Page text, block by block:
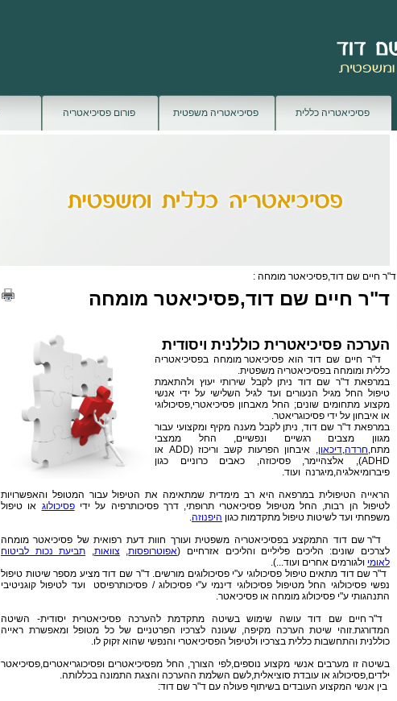
פסיכיאטריה כללית פסיכיאטריה משפטית פורום פסיכיאטריה
ד"ר חיים שם דוד,פסיכיאטר מומחה :
ד"ר חיים שם דוד,פסיכיאטר מומחה
הערכה פסיכיאטרית כוללנית ויסודית
ד"ר חיים שם דוד הואפסיכיאטר מומחה בפסיכיאטריה
כללית ומומחה בפסיכיאטריה משפטית.
במרפאת ד"ר שם דוד ניתן לקבל שירותי יעוץ ולהתאמת
טיפול החל מגיל הנעורים ועד לגיל השלישי על ידי אנשי
מקצוע מתחומים שונים; החל מאבחון פסיכיאטרי,פסיכולוגי
או איבחון על ידי פסיכוגריאטר.
במרפאת ד"ר שם דוד, ניתן לקבל מענה מקיף ומקצועי עבור
מגוון מצבים רגשיים ונפשיים, החל ממצבי
מתח,חרדה,דיכאון
, איבחון הפרעות קשב וריכוז (ADD או
ADHD), אלצהיימר, פסיכוזה, כאבים כרוניים כגון
פיברומיאלגיה,מיגרנה ועוד.
הראייה הטיפולית במרפאה היא רב מימדית שמתאימה את הטיפול עבור המטופל והאפשרויות
לטיפול הן רבות, החל מטיפול פסיכיאטרי תרופתי, דרך פסיכותרפיה על ידיפסיכולוג או טיפול
משפחתי ועד לשיטות טיפול מתקדמות כגון היפנוזה.
ד"ר שם דוד התמקצע בפסיכיאטריה משפטית ועורך חוות דעת רפואית של פסיכיאטר מומחה
לצרכים שונים: הליכים פליליים והליכים אזרחיים (אפוטרופסות, צוואות, תביעת נכות לביטוח
לאומי ולגורמים אחרים ועוד...).
ד"ר שם דוד מתאים טיפול פסיכולוגי ע"י פסיכולוגים מורשים. ד"ר שם דוד מציע מספר שיטות טיפול
נפשי פסיכולוגי החל מטיפול פסיכולוגי דינמי ע"י פסיכולוג / פסיכותרפיסט ועד לטיפול קוגניטיבי
התנהגותי ע"י פסיכולוג מומחה או פסיכיאטר.
ד"ר חיים שם דוד עושה שימוש בשיטה מתקדמת להערכה פסיכיאטרית יסודית- השיטה
המדורגת.זוהי שיטת הערכה מקיפה, שעונה לצרכיו הפרטניים של כל מטופל ומאפשרת ראייה
כוללנית והתחשבות כללית בצרכיו ולטיפול הפסיכיאטרי והנפשי שהוא זקוק לו.
בשיטה זו מערבים אנשי מקצוע נוספים,לפי הצורך, החל מפסיכיאטרים ופסיכוגריאטרים,פסיכיאטר
ילדים,פסיכולוג או עובדת סוציאלית,לשם השלמת ההערכה והצגת התמונה בכללותה.
בין אנשי המקצוע העובדים בשיתוף פעולה עם ד"ר שם דוד: